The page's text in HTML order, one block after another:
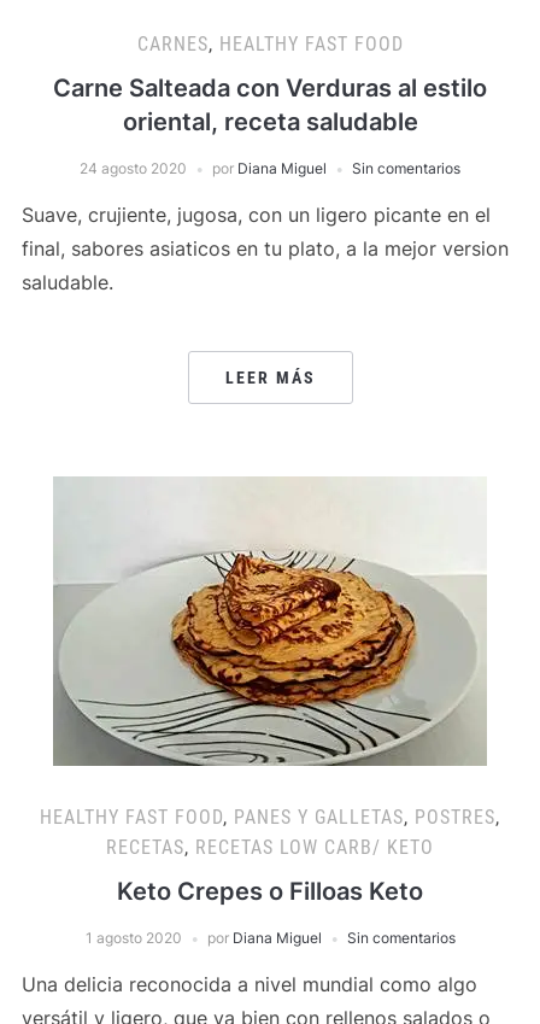
CARNES, HEALTHY FAST FOOD
Carne Salteada con Verduras al estilo
oriental, receta saludable
24 agosto 2020 por Diana Miguel Sin comentarios
Suave, crujiente, jugosa, con un ligero picante en el
final, sabores asiaticos en tu plato, a la mejor version
saludable.
LEER MÁS
HEALTHY FAST FOOD, PANES Y GALLETAS, POSTRES,
RECETAS, RECETAS LOW CARB/ KETO
Keto Crepes o Filloas Keto
1 agosto 2020 por Diana Miguel Sin comentarios
Una delicia reconocida a nivel mundial como algo
versátil y ligero, que va bien con rellenos salados o